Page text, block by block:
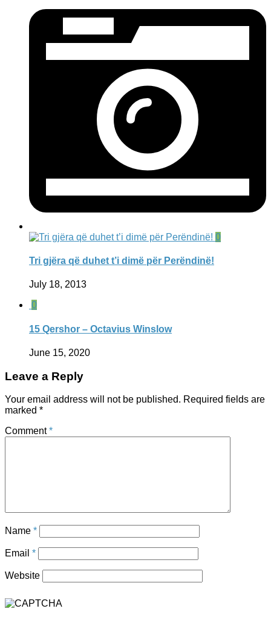
0
Tri gjëra që duhet t’i dimë për Perëndinë!
July 18, 2013
0
15 Qershor – Octavius Winslow
June 15, 2020
Leave a Reply
Your email address will not be published. Required fields are
marked *
Comment*
Name *
Email *
Website